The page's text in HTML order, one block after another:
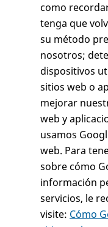
como
tenga que
su método
nosotros;
dispositivos
sitios web o
mejorar
web y
usamos
web. Para
sobre cómo
información
servicios, le
visite: Cómo